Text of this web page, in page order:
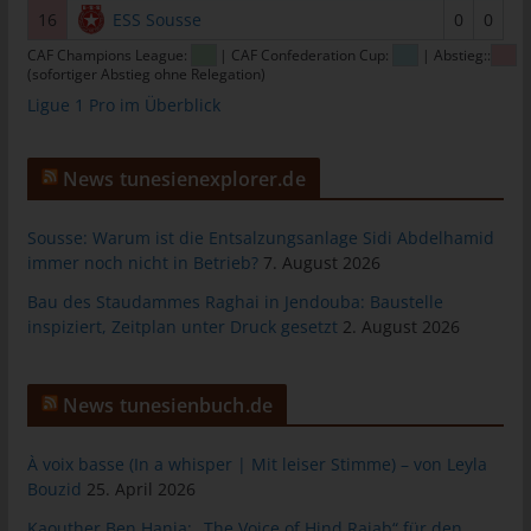
16
ESS Sousse 0 0
CAF Champions League: | CAF Confederation Cup:
| Abstieg::
(sofortiger Abstieg ohne Relegation)
Ligue 1 Pro im Überblick
News tunesienexplorer.de
Sousse: Warum ist die Entsalzungsanlage Sidi Abdelhamid
immer noch nicht in Betrieb? 7. August 2026
Bau des Staudammes Raghai in Jendouba: Baustelle
inspiziert, Zeitplan unter Druck gesetzt 2. August 2026
News tunesienbuch.de
À voix basse (In a whisper | Mit leiser Stimme) – von Leyla
Bouzid 25. April 2026
besuchten Internetseiten und Servern, den individuellen
Browser der betroffenen Person von anderen Internetbrowsern,
die andere Cookies enthalten, zu unterscheiden. Ein bestimmter
Internetbrowser kann über die eindeutige Cookie-ID
Durch den Einsatz von Cookies kann den Nutzern dieser
Internetseite nutzerfreundlichere Services bereitstellen, die ohne
Mittels eines Cookies können die Informationen und Angebote
werden. Cookies ermöglichen uns, wie bereits erwähnt, die
Benutzer unserer Internetseite wiederzuerkennen. Zweck dieser
Internetseite zu erleichtern. Der Benutzer einer Internetseite, die
Cookies verwendet, muss beispielsweise nicht bei jedem
weil dies von der Internetseite und dem auf dem
Computersystem des Benutzers abgelegten Cookie
übernommen wird. Ein weiteres Beispiel ist das Cookie eines